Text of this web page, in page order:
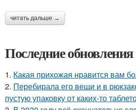
читать дальше →
Последние обновления
1. Какая прихожая нравится вам
2. Перебирала его вещи и в
пустую упаковку от каких-то